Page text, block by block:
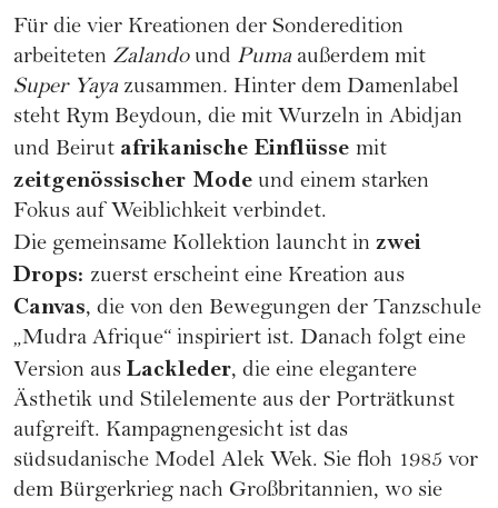
Für die vier Kreationen der Sonderedition
arbeiteten Zalandound Puma außerdem mit
Super Yaya zusammen. Hinter dem Damenlabel
steht Rym Beydoun, die mit Wurzeln in Abidjan
und Beirut afrikanische Einflüsse mit
zeitgenössischer Mode und einem starken
Fokus auf Weiblichkeit verbindet.
Die gemeinsame Kollektion launcht in zwei
Drops: zuerst erscheint eine Kreation aus
Canvas, die von den Bewegungen der Tanzschule
„Mudra Afrique“ inspiriert ist. Danach folgt eine
Version aus Lackleder, die eine elegantere
Ästhetik und Stilelemente aus der Porträtkunst
aufgreift. Kampagnengesicht ist das
südsudanische Model Alek Wek. Sie floh 1985 vor
dem Bürgerkrieg nach Großbritannien, wo sie